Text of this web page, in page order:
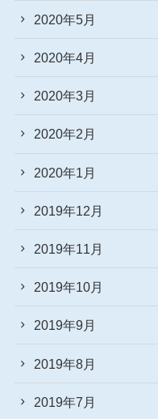
2020年5月
2020年4月
2020年3月
2020年2月
2020年1月
2019年12月
2019年11月
2019年10月
2019年9月
2019年8月
2019年7月